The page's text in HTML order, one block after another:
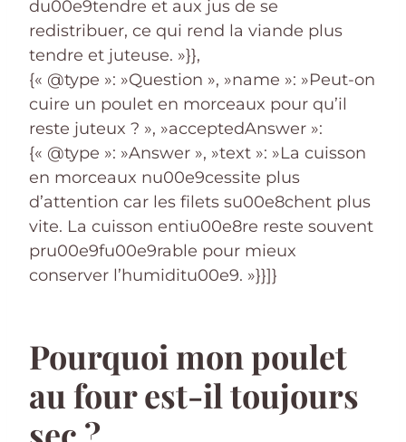
du00e9tendre et aux jus de se
redistribuer, ce qui rend la viande plus
tendre et juteuse. »}},
{« @type »: »Question », »name »: »Peut-on
cuire un poulet en morceaux pour qu’il
reste juteux ? », »acceptedAnswer »:
{« @type »: »Answer », »text »: »La cuisson
en morceaux nu00e9cessite plus
d’attention car les filets su00e8chent plus
vite. La cuisson entiu00e8re reste souvent
pru00e9fu00e9rable pour mieux
conserver l’humiditu00e9. »}}]}
Pourquoi mon poulet
au four est-il toujours